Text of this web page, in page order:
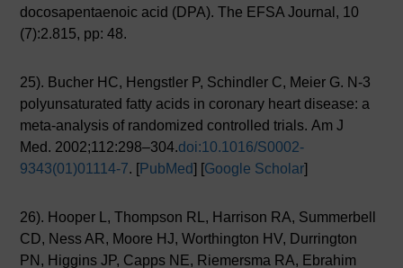
docosapentaenoic acid (DPA). The EFSA Journal, 10
(7):2.815, pp: 48.
25). Bucher HC, Hengstler P, Schindler C, Meier G. N-3
polyunsaturated fatty acids in coronary heart disease: a
meta-analysis of randomized controlled trials. Am J
Med. 2002;112:298–304.doi:10.1016/S0002-
9343(01)01114-7. [PubMed] [Google Scholar]
26). Hooper L, Thompson RL, Harrison RA, Summerbell
CD, Ness AR, Moore HJ, Worthington HV, Durrington
PN, Higgins JP, Capps NE, Riemersma RA, Ebrahim